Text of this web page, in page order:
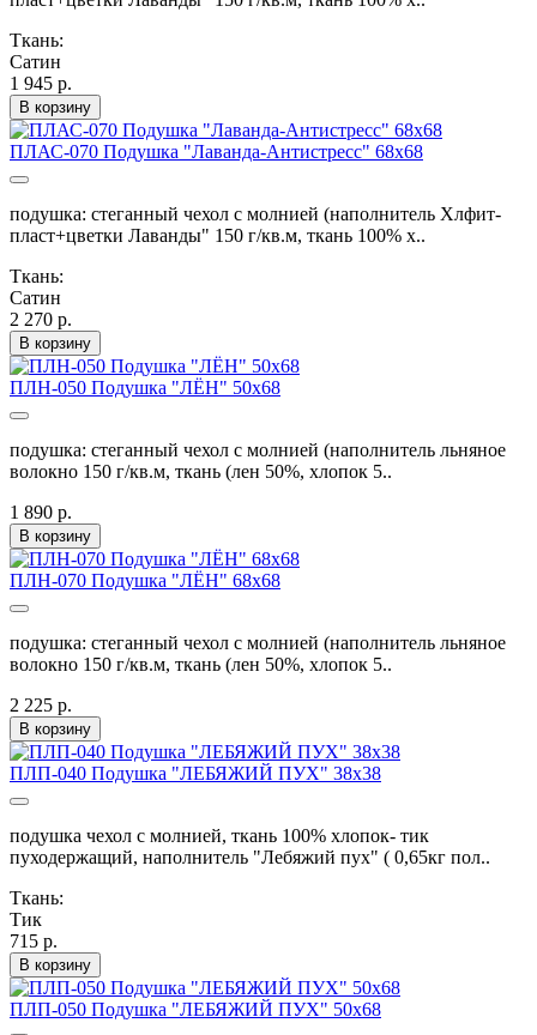
Ткань:
Сатин
1 945 р.
В корзину
ПЛАС-070 Подушка "Лаванда-Антистресс" 68х68
подушка: стеганный чехол с молнией (наполнитель Хлфит-
пласт+цветки Лаванды" 150 г/кв.м, ткань 100% х..
Ткань:
Сатин
2 270 р.
В корзину
ПЛН-050 Подушка "ЛЁН" 50х68
подушка: стеганный чехол с молнией (наполнитель льняное
волокно 150 г/кв.м, ткань (лен 50%, хлопок 5..
1 890 р.
В корзину
ПЛН-070 Подушка "ЛЁН" 68х68
подушка: стеганный чехол с молнией (наполнитель льняное
волокно 150 г/кв.м, ткань (лен 50%, хлопок 5..
2 225 р.
В корзину
ПЛП-040 Подушка "ЛЕБЯЖИЙ ПУХ" 38х38
подушка чехол с молнией, ткань 100% хлопок- тик
пуходержащий, наполнитель "Лебяжий пух" ( 0,65кг пол..
Ткань:
Тик
715 р.
В корзину
ПЛП-050 Подушка "ЛЕБЯЖИЙ ПУХ" 50х68